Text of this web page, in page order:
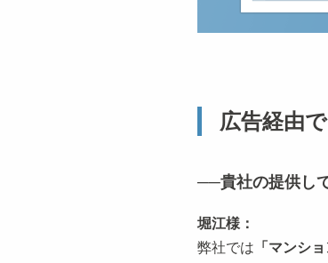
広告経由
──貴社の提供し
堀江様：
弊社では 「マンシ